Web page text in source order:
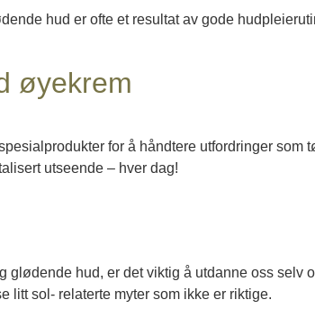
hud er ofte et resultat av gode
øyekrem
for å håndtere utfordringer som
utseende – hver dag!
glødende hud, er det viktig å utdanne oss selv
litt sol- relaterte myter som ikke er riktige.